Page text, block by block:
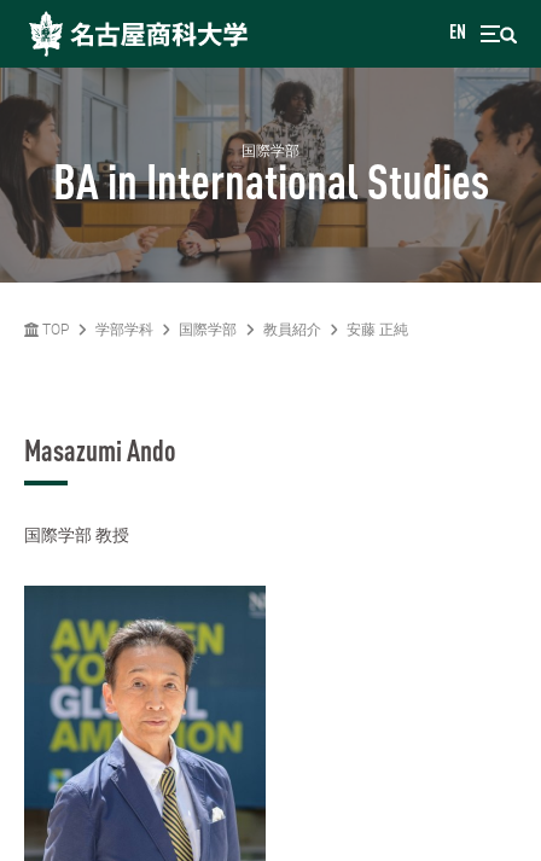
EN
国際学部
BA in International Studies
TOP 学部学科 国際学部 教員紹介 安藤 正純
Masazumi Ando
国際学部 教授